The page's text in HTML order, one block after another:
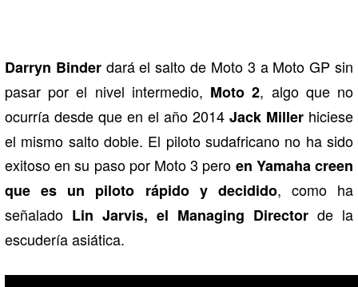
Darryn Binder dará el salto de Moto 3 a Moto GP sin
pasar por el nivel intermedio, Moto 2, algo que no
ocurría desde que en el año 2014 Jack Miller hiciese
el mismo salto doble. El piloto sudafricano no ha sido
exitoso en su paso por Moto 3 pero en Yamaha creen
que es un piloto rápido y decidido, como ha
señalado Lin Jarvis, el Managing Director de la
escudería asiática.